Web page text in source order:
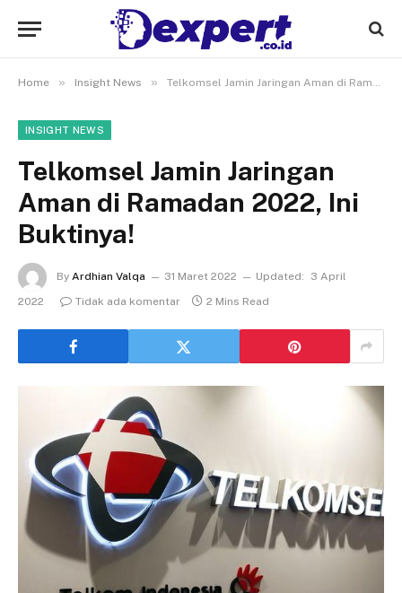
Home » Insight News » Telkomsel Jamin Jaringan Aman di Ramadan 2022, Ini Buktinya!
INSIGHT NEWS
Telkomsel Jamin Jaringan
Aman di Ramadan 2022, Ini
Buktinya!
By Ardhian Valqa 31 Maret 2022 Updated:
3 April
2022
Tidak ada komentar 2 Mins Read